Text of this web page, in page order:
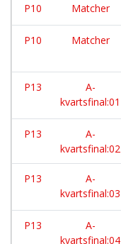
P10 Matcher
P10 Matcher
P13
A-
kvartsfinal:01
P13
A-
kvartsfinal:02
P13
A-
kvartsfinal:03
P13
A-
kvartsfinal:04